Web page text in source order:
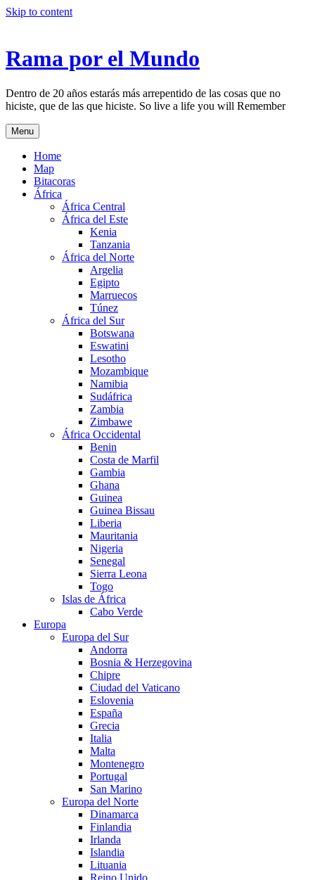
Skip to content
Rama por el Mundo
Dentro de 20 años estarás más arrepentido de las cosas que no
hiciste, que de las que hiciste. So live a life you will Remember
Menu
Home
Map
Bitacoras
África
África Central
África del Este
Kenia
Tanzania
África del Norte
Argelia
Egipto
Marruecos
Túnez
África del Sur
Botswana
Eswatini
Lesotho
Mozambique
Namibia
Sudáfrica
Zambia
Zimbawe
África Occidental
Benin
Costa de Marfil
Gambia
Ghana
Guinea
Guinea Bissau
Liberia
Mauritania
Nigeria
Senegal
Sierra Leona
Togo
Islas de África
Cabo Verde
Europa
Europa del Sur
Andorra
Bosnia & Herzegovina
Chipre
Ciudad del Vaticano
Eslovenia
España
Grecia
Italia
Malta
Montenegro
Portugal
San Marino
Europa del Norte
Dinamarca
Finlandia
Irlanda
Islandia
Lituania
Reino Unido